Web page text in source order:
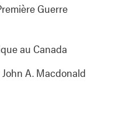
Guerre
au Canada
A. Macdonald